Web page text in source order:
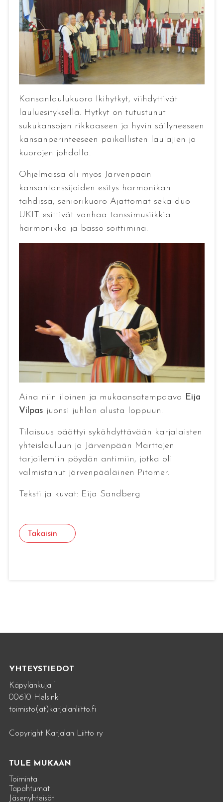
Kansanlaulukuoro Ikihytkyt, viihdyttivät
lauluesityksellä. Hytkyt on tutustunut
sukukansojen rikkaaseen ja hyvin säilyneeseen
kansanperinteeseen paikallisten laulajien ja
kuorojen johdolla.
Ohjelmassa oli myös Järvenpään
kansantanssijoiden esitys harmonikan
tahdissa, seniorikuoro Ajattomat sekä duo-
UKIT esittivät vanhaa tanssimusiikkia
harmonikka ja basso soittimina.
Aina niin iloinen ja mukaansatempaava Eija
Vilpas juonsi juhlan alusta loppuun.
Tilaisuus päättyi sykähdyttävään karjalaisten
yhteislauluun ja Järvenpään Marttojen
tarjoilemiin pöydän antimiin, jotka oli
valmistanut järvenpääläinen Pitomer.
Teksti ja kuvat: Eija Sandberg
Takaisin
YHTEYSTIEDOT
Käpylänkuja 1
00610 Helsinki
toimisto(at)karjalanliitto.fi
Copyright Karjalan Liitto ry
TULE MUKAAN
Toiminta
Tapahtumat
Jäsenyhteisöt